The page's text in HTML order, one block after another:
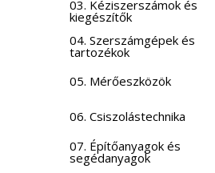
03. Kéziszerszámok és
kiegészítők
04. Szerszámgépek és
tartozékok
05. Mérőeszközök
06. Csiszolástechnika
07. Építőanyagok és
segédanyagok